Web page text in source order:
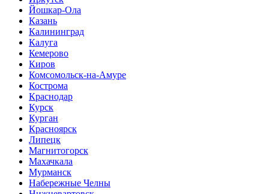
Йошкар-Ола
Казань
Калининград
Калуга
Кемерово
Киров
Комсомольск-на-Амуре
Кострома
Краснодар
Курск
Курган
Красноярск
Липецк
Магнитогорск
Махачкала
Мурманск
Набережные Челны